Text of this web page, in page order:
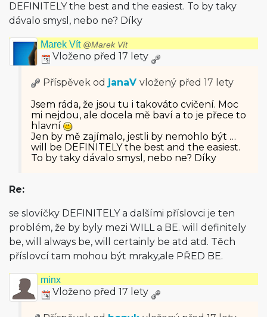
DEFINITELY the best and the easiest. To by taky
dávalo smysl, nebo ne? Díky
Marek Vít @Marek Vít
Vloženo před 17 lety
Příspěvek od janaV vložený před 17 lety
Jsem ráda, že jsou tu i takováto cvičení. Moc
mi nejdou, ale docela mě baví a to je přece to
hlavní
Jen by mě zajímalo, jestli by nemohlo být …
will be DEFINITELY the best and the easiest.
To by taky dávalo smysl, nebo ne? Díky
Re:
se slovíčky DEFINITELY a dalšími příslovci je ten
problém, že by byly mezi WILL a BE. will definitely
be, will always be, will certainly be atd atd. Těch
příslovcí tam mohou být mraky,ale PŘED BE.
minx
Vloženo před 17 lety